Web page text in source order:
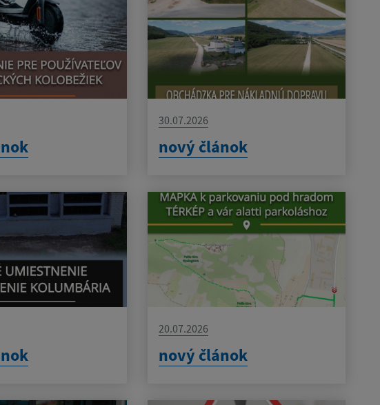
30.07.2026
nový článok
20.07.2026
nový článok